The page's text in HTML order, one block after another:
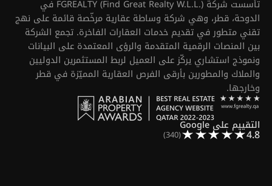
تأسست شركة FGREALTY (Find Great Realty W.L.L.) في
الدوحة، قطر، وهي شركة وساطة عقارية مرخّصة قائمة على نهج
تقني متطور في تقديم خدمات العقارات الفاخرة. تجمع الشركة
بين المنصات الرقمية المتقدمة والرؤى المعتمدة على البيانات
ونموذج استشاري يركّز على العميل لربط المستثمرين الدوليين
والملاك والمطورين بأرقى الفرص العقارية المميّزة في قطر
وخارجها.
التقييم على Google
4.8
(340)